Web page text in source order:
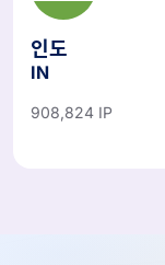
인도
IN
908,824 IP